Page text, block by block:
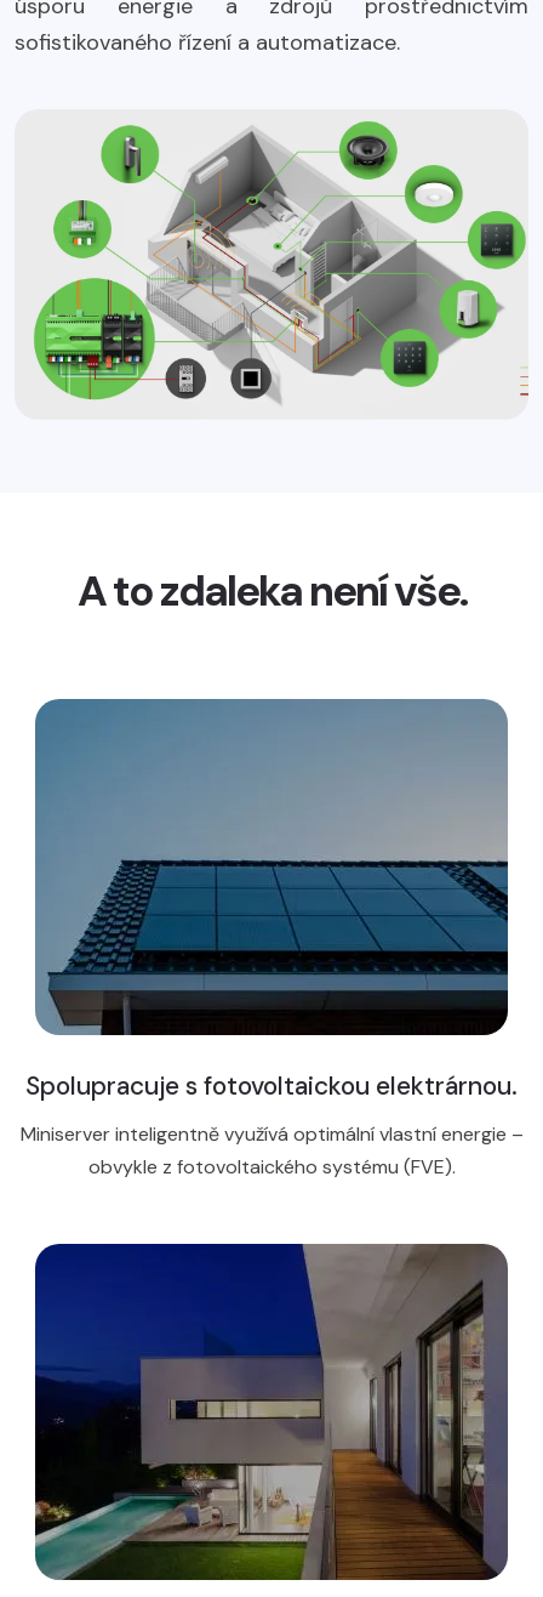
úsporu energie a zdrojů prostřednictvím
sofistikovaného řízení a automatizace.
A to zdaleka není vše.
Spolupracuje s fotovoltaickou elektrárnou.
Miniserver inteligentně využívá optimální vlastní energie –
obvykle z fotovoltaického systému (FVE).